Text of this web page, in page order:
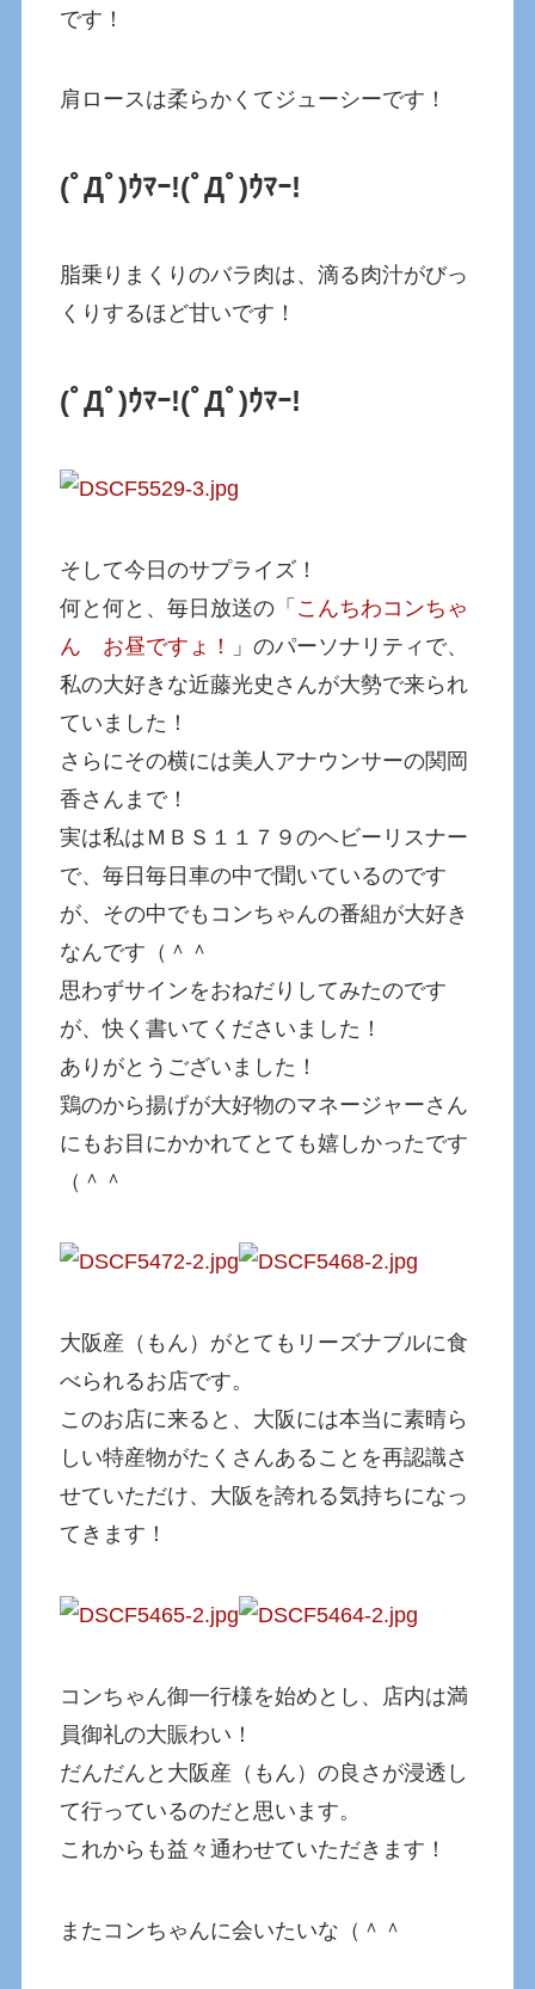
です！
肩ロースは柔らかくてジューシーです！
(ﾟДﾟ)ｳﾏｰ!(ﾟДﾟ)ｳﾏｰ!
脂乗りまくりのバラ肉は、滴る肉汁がびっ
くりするほど甘いです！
(ﾟДﾟ)ｳﾏｰ!(ﾟДﾟ)ｳﾏｰ!
そして今日のサプライズ！
何と何と、毎日放送の「 こんちわコンちゃ
ん お昼ですょ！
」のパーソナリティで、
私の大好きな近藤光史さんが大勢で来られ
ていました！
さらにその横には美人アナウンサーの関岡
香さんまで！
実は私はＭＢＳ１１７９のヘビーリスナー
で、毎日毎日車の中で聞いているのです
が、その中でもコンちゃんの番組が大好き
なんです（＾＾
思わずサインをおねだりしてみたのです
が、快く書いてくださいました！
ありがとうございました！
鶏のから揚げが大好物のマネージャーさん
にもお目にかかれてとても嬉しかったです
（＾＾
大阪産（もん）がとてもリーズナブルに食
べられるお店です。
このお店に来ると、大阪には本当に素晴ら
しい特産物がたくさんあることを再認識さ
せていただけ、大阪を誇れる気持ちになっ
てきます！
コンちゃん御一行様を始めとし、店内は満
員御礼の大賑わい！
だんだんと大阪産（もん）の良さが浸透し
て行っているのだと思います。
これからも益々通わせていただきます！
またコンちゃんに会いたいな（＾＾